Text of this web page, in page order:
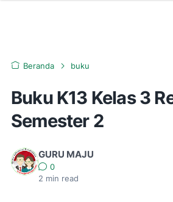
Beranda buku
Buku K13 Kelas 3
Semester 2
GURU MAJU
0
2 min read